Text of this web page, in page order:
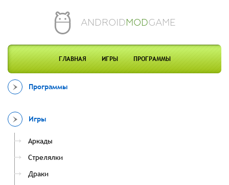
ANDROIDMODGAME
ГЛАВНАЯ ИГРЫ ПРОГРАММЫ
Программы
Игры
Аркады
Стрелялки
Драки